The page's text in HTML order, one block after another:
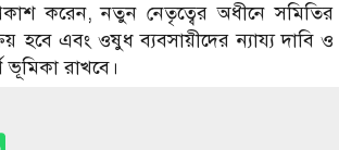
করেন, নতুন নেতৃত্বের অধীনে সমিতির
হবে এবং ওষুধ ব্যবসায়ীদের ন্যায্য দাবি ও
ভূমিকা রাখবে।